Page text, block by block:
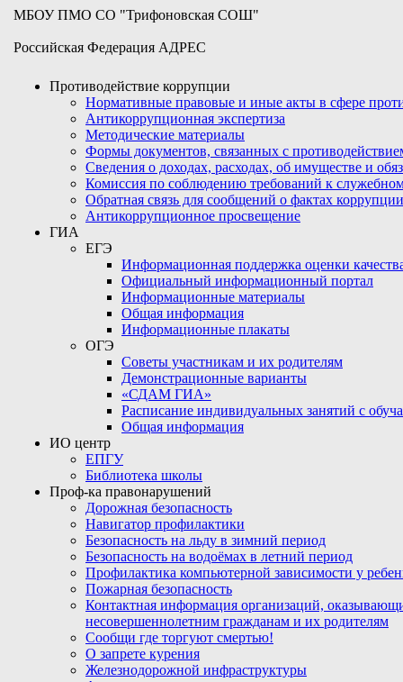
МБОУ ПМО СО "Трифоновская СОШ"
Российская Федерация АДРЕС
Противодействие коррупции
Нормативные правовые и иные акты в сфере
Антикоррупционная экспертиза
Методические материалы
Формы документов, связанных с
Сведения о доходах, расходах, об имуществе и
Комиссия по соблюдению требований к
Обратная связь для сообщений о фактах коррупции
Антикоррупционное просвещение
ГИА
ЕГЭ
Информационная поддержка оценки
Официальный информационный портал
Информационные материалы
Общая информация
Информационные плакаты
ОГЭ
Советы участникам и их родителям
Демонстрационные варианты
«СДАМ ГИА»
Расписание индивидуальных занятий с
Общая информация
ИО центр
ЕПГУ
Библиотека школы
Проф-ка правонарушений
Дорожная безопасность
Навигатор профилактики
Безопасность на льду в зимний период
Безопасность на водоёмах в летний период
Профилактика компьютерной зависимости у
Пожарная безопасность
Контактная информация организаций,
несовершеннолетним гражданам и их родителям
Сообщи где торгуют смертью!
О запрете курения
Железнодорожной инфраструктуры